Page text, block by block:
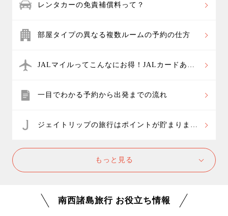
レンタカーの免責補償料って？
部屋タイプの異なる複数ルームの予約の仕方
JALマイルってこんなにお得！JALカードあれ
一目でわかる予約から出発までの流れ
ジェイトリップの旅行はポイントが貯まりま
もっと見る
南西諸島旅行 お役立ち情報